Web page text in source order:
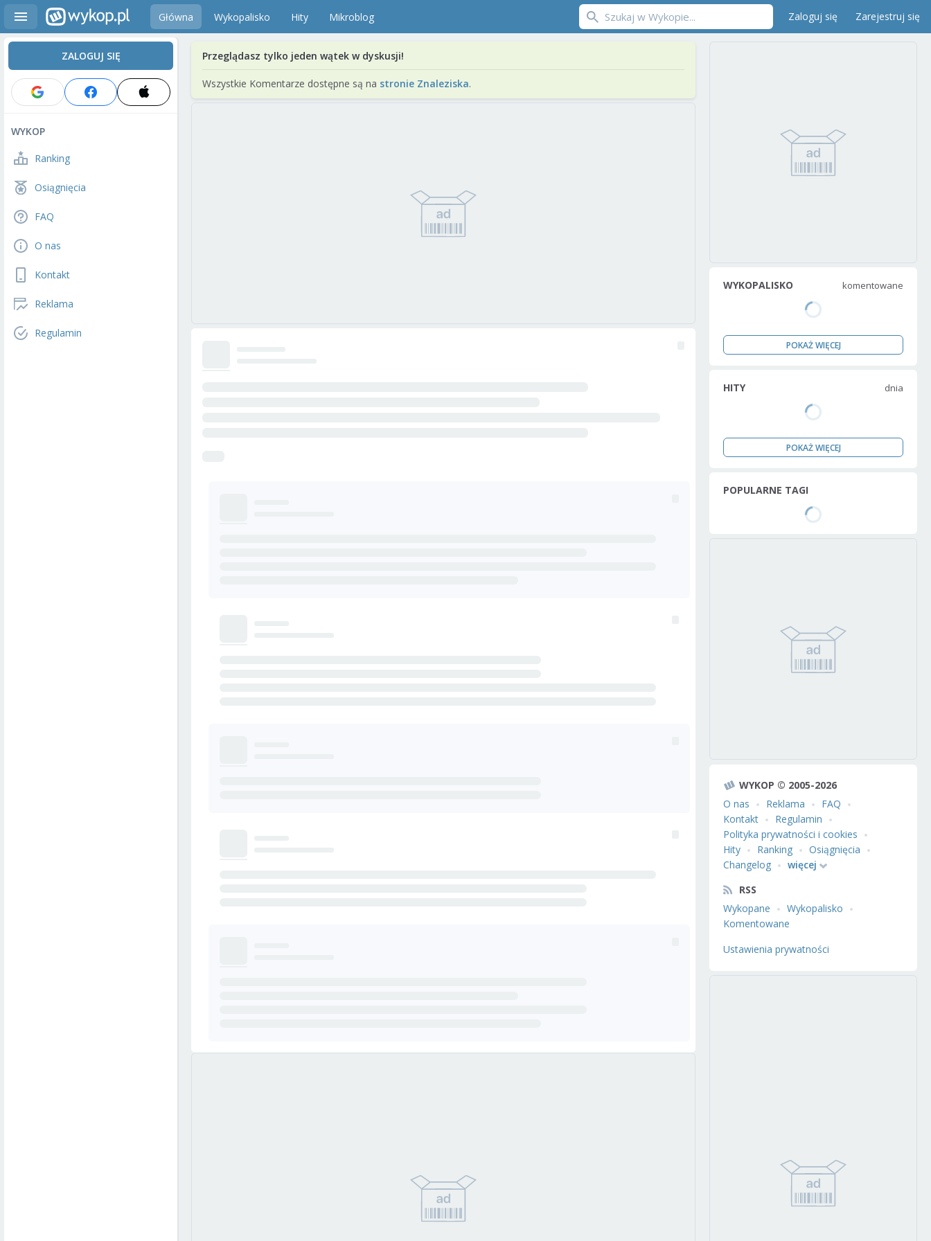
Główna Wykopalisko Hity Mikroblog Zaloguj się Zarejestruj się
ZALOGUJ SIĘ
WYKOP
Ranking
Osiągnięcia
FAQ
O nas
Kontakt
Reklama
Regulamin
Przeglądasz tylko jeden wątek w dyskusji!
Wszystkie Komentarze dostępne są na stronie Znaleziska.
WYKOPALISKO komentowane
POKAŻ WIĘCEJ
HITY dnia
POKAŻ WIĘCEJ
POPULARNE TAGI
WYKOP © 2005-2026
O nas
Reklama
FAQ
Kontakt
Regulamin
Polityka prywatności i cookies
Hity
Ranking
Osiągnięcia
Changelog
więcej
RSS
Wykopane
Wykopalisko
Komentowane
Ustawienia prywatności